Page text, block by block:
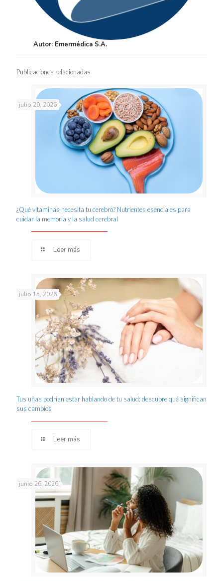
Autor: Emermédica S.A.
Publicaciones relacionadas
julio 29, 2026
¿Qué vitaminas necesita tu cerebro? Nutrientes esenciales para
cuidar la memoria y la salud cerebral
Leer más
julio 15, 2026
Tus uñas podrían estar hablando de tu salud: descubre qué significan
sus cambios
Leer más
junio 26, 2026